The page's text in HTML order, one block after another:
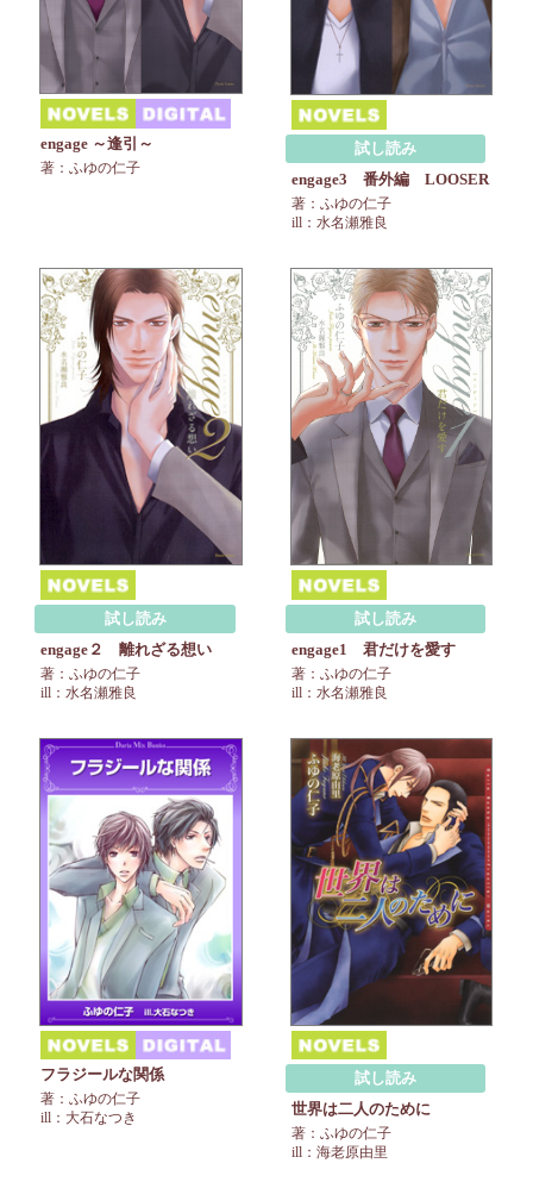
engage ～逢引～
著：ふゆの仁子
試し読み
engage3 番外編 LOOSER
著：ふゆの仁子
ill：水名瀬雅良
試し読み
engage２ 離れざる想い
著：ふゆの仁子
ill：水名瀬雅良
試し読み
engage1 君だけを愛す
著：ふゆの仁子
ill：水名瀬雅良
フラジールな関係
著：ふゆの仁子
ill：大石なつき
試し読み
世界は二人のために
著：ふゆの仁子
ill：海老原由里